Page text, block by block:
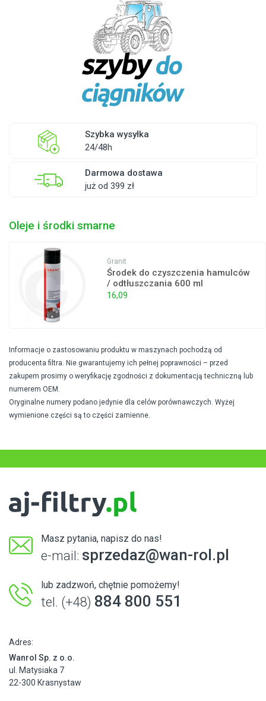
Szybka wysyłka
24/48h
Darmowa dostawa
już od 399 zł
Oleje i środki smarne
Granit
Środek do czyszczenia hamulców
/ odtłuszczania 600 ml
16,09
Informacje o zastosowaniu produktu w maszynach pochodzą od
producenta filtra. Nie gwarantujemy ich pełnej poprawności – przed
zakupem prosimy o weryfikację zgodności z dokumentacją techniczną lub
numerem OEM.
Oryginalne numery podano jedynie dla celów porównawczych. Wyżej
wymienione części są to części zamienne.
Masz pytania, napisz do nas!
e-mail: sprzedaz@wan-rol.pl
lub zadzwoń, chętnie pomożemy!
tel. (+48) 884 800 551
Adres:
Wanrol Sp. z o.o.
ul. Matysiaka 7
22-300 Krasnystaw